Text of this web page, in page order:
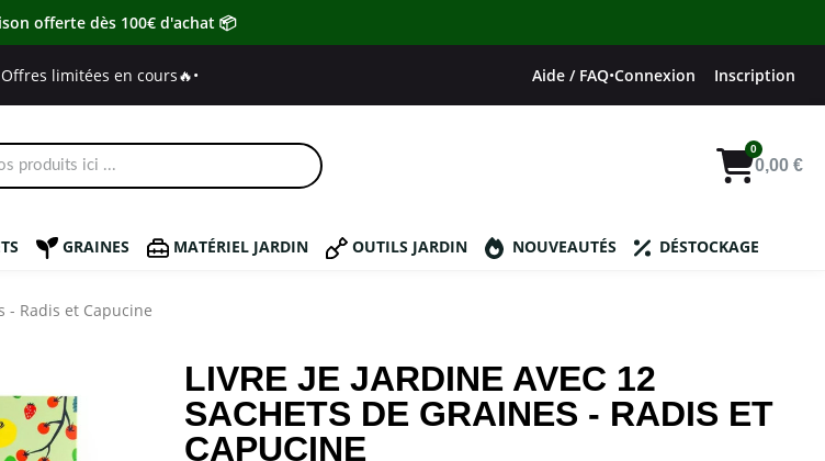
offerte dès 100€ d'achat 📦
limitées en cours🔥• Aide / FAQ•Connexion Inscription
0,00 €
GRAINES MATÉRIEL JARDIN OUTILS JARDIN NOUVEAUTÉS DÉSTOCKAGE
- Radis et Capucine
LIVRE JE JARDINE AVEC 12
SACHETS DE GRAINES - RADIS ET
CAPUCINE